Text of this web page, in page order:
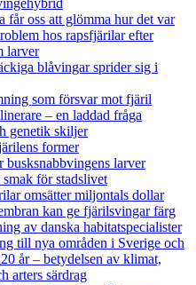
får oss att glömma hur det var
hos rapsfjärilar efter
larver
blåvingar sprider sig i
som försvar mot fjäril
– en laddad fråga
genetik skiljer
former
larver
för stadslivet
omsätter miljontals dollar
kan ge fjärilsvingar färg
av danska habitatspecialister
till nya områden i Sverige och
år– betydelsen av klimat,
arters särdrag